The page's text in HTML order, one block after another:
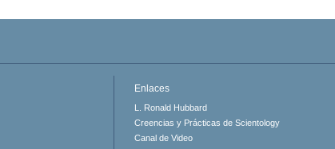
Enlaces
L. Ronald Hubbard
Creencias y Prácticas de Scientology
Canal de Video